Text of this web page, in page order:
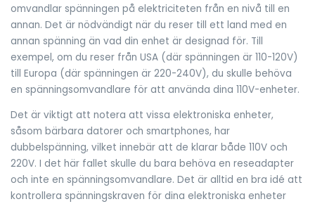
omvandlar spänningen på elektriciteten från en nivå till en
annan. Det är nödvändigt när du reser till ett land med en
annan spänning än vad din enhet är designad för. Till
exempel, om du reser från USA (där spänningen är 110-120V)
till Europa (där spänningen är 220-240V), du skulle behöva
en spänningsomvandlare för att använda dina 110V-enheter.
Det är viktigt att notera att vissa elektroniska enheter,
såsom bärbara datorer och smartphones, har
dubbelspänning, vilket innebär att de klarar både 110V och
220V. I det här fallet skulle du bara behöva en reseadapter
och inte en spänningsomvandlare. Det är alltid en bra idé att
kontrollera spänningskraven för dina elektroniska enheter